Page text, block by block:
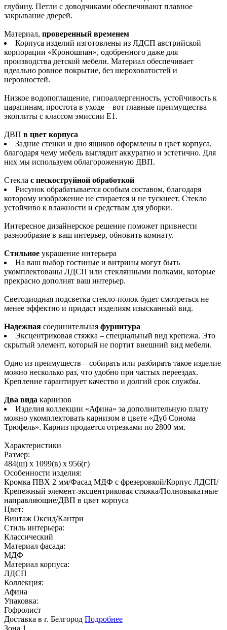
глубину. Петли с доводчиками обеспечивают плавное
закрывание дверей.
Материал, проверенный временем
Корпуса изделий изготовлены из ЛДСП австрийской
корпорации «Кроношпан», одобренного даже для
производства детской мебели. Материал обеспечивает
идеально ровное покрытие, без шероховатостей и
неровностей.
Низкое водопоглащение, гипоаллергенность, устойчивость к
царапинам, простота в уходе – вот главные преимущества
экоплиты с классом эмиссии Е1.
ДВП в цвет корпуса
Задние стенки и дно ящиков оформлены в цвет корпуса,
благодаря чему мебель выглядит аккуратно и эстетично. Для
них мы используем облагороженную ДВП.
Стекла с пескоструйной обработкой
Рисунок обрабатывается особым составом, благодаря
которому изображение не стирается и не тускнеет. Стекло
устойчиво к влажности и средствам для уборки.
Интересное дизайнерское решение поможет привнести
разнообразие в ваш интерьер, обновить комнату.
Стильное украшение интерьера
На ваш выбор гостиные и витрины могут быть
укомплектованы ЛДСП или стеклянными полками, которые
прекрасно дополнят ваш интерьер.
Светодиодная подсветка стекло-полок будет смотреться не
менее эффектно и придаст изделиям изысканный вид.
Надежная соединительная фурнитура
Эксцентриковая стяжка – специальный вид крепежа. Это
скрытый элемент, который не портит внешний вид мебели.
Одно из преимуществ – собирать или разбирать такое изделие
можно несколько раз, что удобно при частых переездах.
Крепление гарантирует качество и долгий срок службы.
Два вида карнизов
Изделия коллекции «Афина» за дополнительную плату
можно укомплектовать карнизом в цвете «Дуб Сонома
Трюфель». Карниз продается отрезками по 2800 мм.
Характеристики
Размер:
484(ш) x 1099(в) x 956(г)
Особенности изделия:
Кромка ПВХ 2 мм/Фасад МДФ с фрезеровкой/Корпус ЛДСП/
Крепежный элемент-эксцентриковая стяжка/Полновыкатные
направляющие/ДВП в цвет корпуса
Цвет:
Винтаж Оксид/Кантри
Стиль интерьера:
Классический
Материал фасада:
МДФ
Материал корпуса:
ЛДСП
Коллекция:
Афина
Упаковка:
Гофролист
Доставка в г. Белгород Подробнее